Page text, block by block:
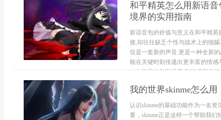
和平精英怎么用新语
境界的实用指南
新语音包的价值与意义在和平精
接,却往往缺乏个性与战术上的细
仅是一套新的声音,更是一种全新
能在关键时刻传递出更丰富的情
一句激昂的鼓励语音,则能瞬间提振
我的世界skinme怎么
认识skinme的基础功能作为一名
要，skinme正是这样一个帮助我